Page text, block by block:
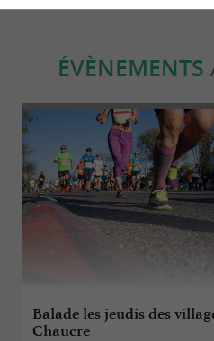
ÉVÈNEMENTS
Balade les jeudis des
Chaucre